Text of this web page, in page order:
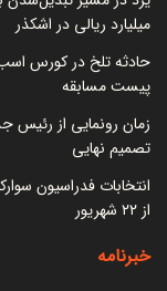
میلیارد ریالی در اشکذر
حادثه تلخ در کورس
پیست مسابقه
تصمیم نهایی
انتخابات فدراسیون
از ۲۲ شهریور
خبرنامه